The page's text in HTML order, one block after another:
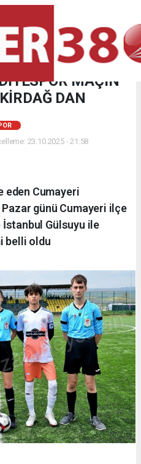
MAÇIN
DAN
23.10.2025 - 21:58
eden Cumayeri
günü Cumayeri ilçe
İstanbul Gülsuyu ile
belli oldu